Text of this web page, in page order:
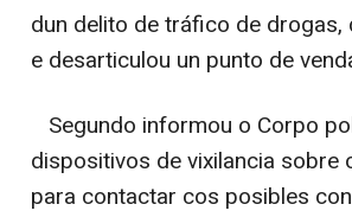
dun delito de tráfico de
e desarticulou un punto de
Segundo informou o Corpo
dispositivos de vixilancia sobre
para contactar cos posibles